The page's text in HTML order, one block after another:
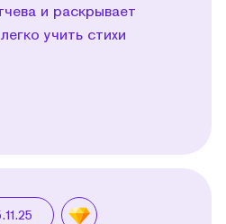
и раскрывает
учить стихи